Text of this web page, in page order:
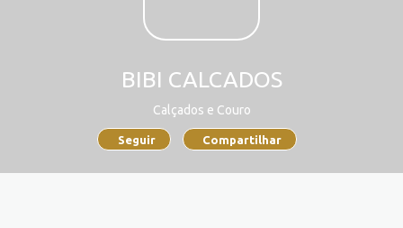
BIBI CALCADOS
Calçados e Couro
Seguir Compartilhar